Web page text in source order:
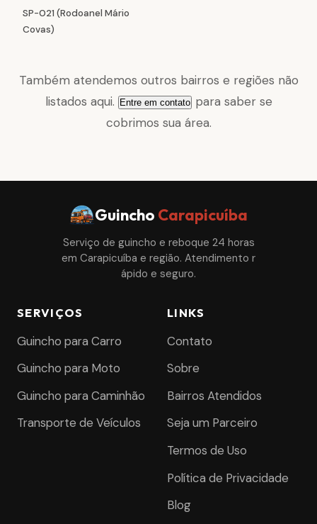
SP-021 (Rodoanel Mário
Covas)
Também atendemos outros bairros e regiões não
listados aqui.
Entre em contatopara saber se
cobrimos sua área.
Guincho Carapicuíba
Serviço de guincho e reboque 24 horas
em Carapicuíba e região. Atendimento r
ápido e seguro.
SERVIÇOS
Guincho para Carro
Guincho para Moto
Guincho para Caminhão
Transporte de Veículos
LINKS
Contato
Sobre
Bairros Atendidos
Seja um Parceiro
Termos de Uso
Política de Privacidade
Blog